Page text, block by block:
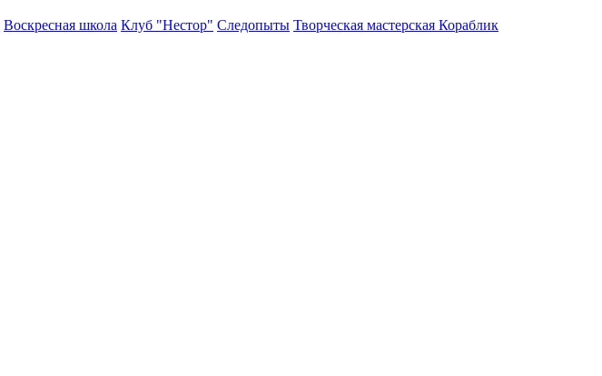
Воскресная школа Клуб "Нестор" Следопыты Творческая мастерская Кораблик